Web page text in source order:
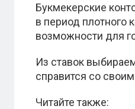
Букмекерские
в период плотного
возможности для
Из ставок
справится со
Читайте также: